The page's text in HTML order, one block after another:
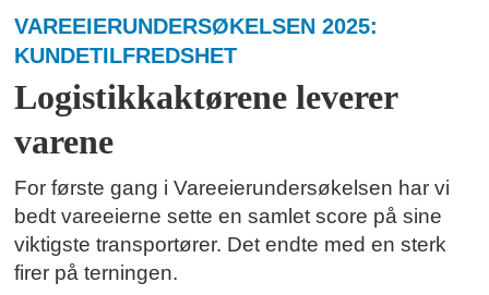
VAREEIERUNDERSØKELSEN 2025:
KUNDETILFREDSHET
Logistikkaktørene leverer
varene
For første gang i Vareeierundersøkelsen har vi
bedt vareeierne sette en samlet score på sine
viktigste transportører. Det endte med en sterk
firer på terningen.